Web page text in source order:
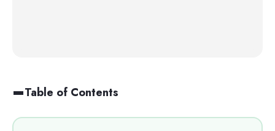
Table of Contents